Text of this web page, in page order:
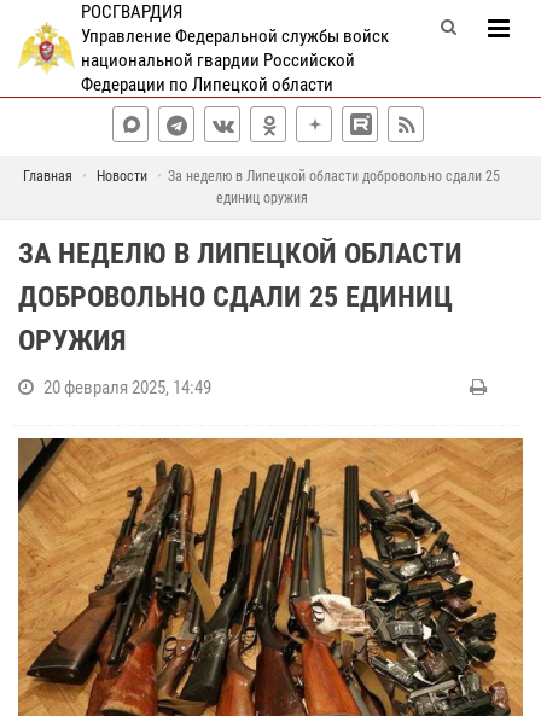
РОСГВАРДИЯ
Управление Федеральной службы войск
национальной гвардии Российской
Федерации по Липецкой области
Главная Новости
За неделю в Липецкой области добровольно сдали 25
единиц оружия
ЗА НЕДЕЛЮ В ЛИПЕЦКОЙ ОБЛАСТИ
ДОБРОВОЛЬНО СДАЛИ 25 ЕДИНИЦ
ОРУЖИЯ
20 февраля 2025, 14:49